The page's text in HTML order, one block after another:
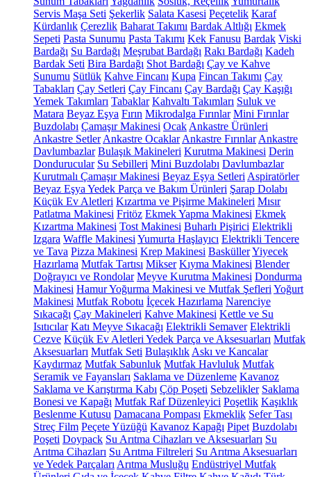
Servis Maşa Seti Şekerlik Salata Kasesi Peçetelik Karaf
Kürdanlık Çerezlik Baharat Takımı Bardak Altlığı Ekmek
Sepeti Pasta Sunumu Pasta Takımı Kek Fanusu Bardak Viski
Bardağı Su Bardağı Meşrubat Bardağı Rakı Bardağı Kadeh
Bardak Seti Bira Bardağı Shot Bardağı Çay ve Kahve
Sunumu Sütlük Kahve Fincanı Kupa Fincan Takımı Çay
Tabakları Çay Setleri Çay Fincanı Çay Bardağı Çay Kaşığı
Yemek Takımları Tabaklar Kahvaltı Takımları Suluk ve
Matara Beyaz Eşya Fırın Mikrodalga Fırınlar Mini Fırınlar
Buzdolabı Çamaşır Makinesi Ocak Ankastre Ürünleri
Ankastre Setler Ankastre Ocaklar Ankastre Fırınlar Ankastre
Davlumbazlar Bulaşık Makineleri Kurutma Makinesi Derin
Dondurucular Su Sebilleri Mini Buzdolabı Davlumbazlar
Kurutmalı Çamaşır Makinesi Beyaz Eşya Setleri Aspiratörler
Beyaz Eşya Yedek Parça ve Bakım Ürünleri Şarap Dolabı
Küçük Ev Aletleri Kızartma ve Pişirme Makineleri Mısır
Patlatma Makinesi Fritöz Ekmek Yapma Makinesi Ekmek
Kızartma Makinesi Tost Makinesi Buharlı Pişirici Elektrikli
Izgara Waffle Makinesi Yumurta Haşlayıcı Elektrikli Tencere
ve Tava Pizza Makinesi Krep Makinesi BasküllerYiyecek
Hazırlama Mutfak Tartısı Mikser Kıyma Makinesi Blender
Doğrayıcı ve Rondolar Meyve Kurutma Makinesi Dondurma
Makinesi Hamur Yoğurma Makinesi ve Mutfak Şefleri Yoğurt
Makinesi Mutfak Robotu İçecek Hazırlama Narenciye
Sıkacağı Çay Makineleri Kahve Makinesi Kettle ve Su
Isıtıcılar Katı Meyve Sıkacağı Elektrikli Semaver Elektrikli
Cezve Küçük Ev Aletleri Yedek Parça ve Aksesuarları Mutfak
Aksesuarları Mutfak Seti Bulaşıklık Askı ve Kancalar
Kaydırmaz Mutfak Sabunluk Mutfak Havluluk Mutfak
Seramik ve Fayansları Saklama ve Düzenleme Kavanoz
Saklama ve Karıştırma Kabı Çöp Poşeti Sebzelikler Saklama
Bonesi ve Kapağı Mutfak Raf Düzenleyici Poşetlik Kaşıklık
Beslenme Kutusu Damacana Pompası Ekmeklik Sefer Tası
Streç Film Peçete Yüzüğü Kavanoz Kapağı Pipet Buzdolabı
Poşeti Doypack Su Arıtma Cihazları ve Aksesuarları Su
Arıtma Cihazları Su Arıtma Filtreleri Su Arıtma Aksesuarları
ve Yedek Parçaları Arıtma Musluğu Endüstriyel Mutfak